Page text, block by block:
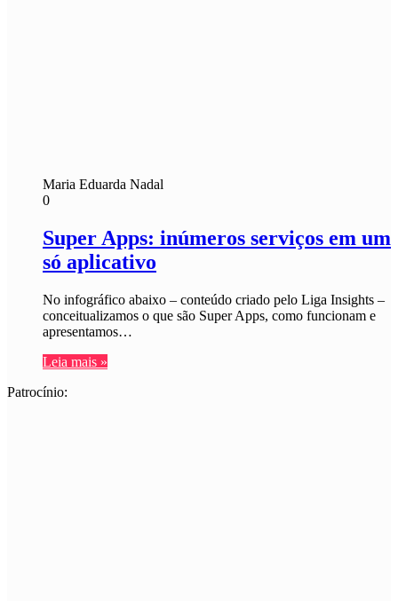
Maria Eduarda Nadal
0
Super Apps: inúmeros serviços em um
só aplicativo
No infográfico abaixo – conteúdo criado pelo Liga Insights –
conceitualizamos o que são Super Apps, como funcionam e
apresentamos…
Leia mais »
Patrocínio: